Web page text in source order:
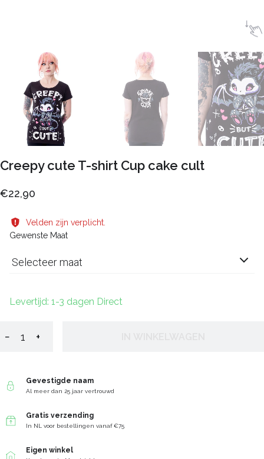
Creepy cute T-shirt Cup cake cult
€22,90
Velden zijn verplicht.
Gewenste Maat
Selecteer maat
Levertijd: 1-3 dagen Direct
− +
Gevestigde naam
Al meer dan 25 jaar vertrouwd
Gratis verzending
In NL voor bestellingen vanaf €75
Eigen winkel